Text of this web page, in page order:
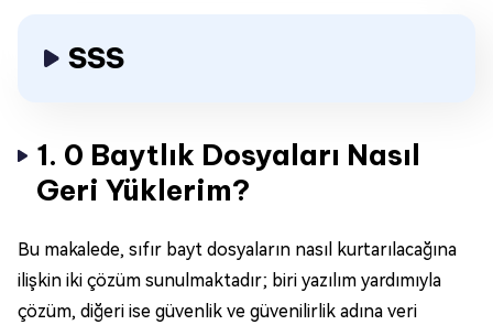
SSS
1. 0 Baytlık Dosyaları Nasıl
Geri Yüklerim?
Bu makalede, sıfır bayt dosyaların nasıl kurtarılacağına
ilişkin iki çözüm sunulmaktadır; biri yazılım yardımıyla
çözüm, diğeri ise güvenlik ve güvenilirlik adına veri